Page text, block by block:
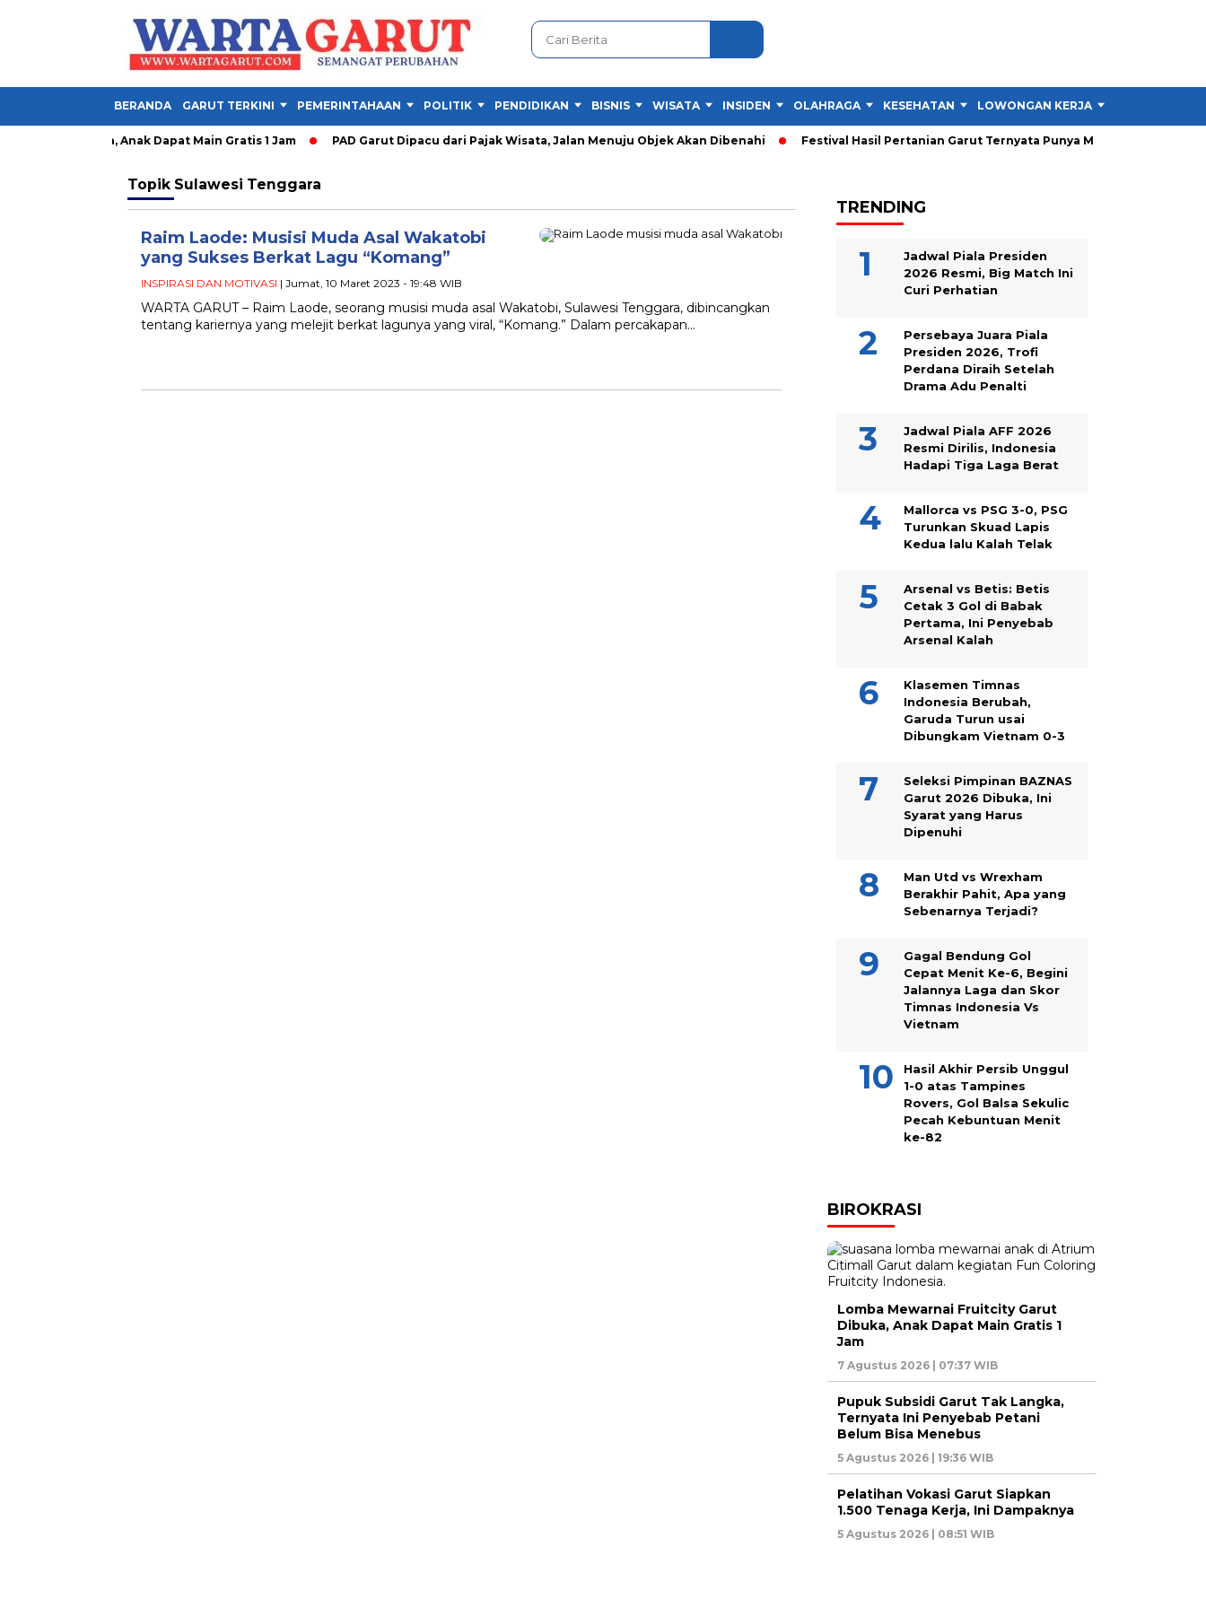
BERANDA GARUT TERKINI PEMERINTAHAAN POLITIK PENDIDIKAN BISNIS WISATA INSIDEN OLAHRAGA KESEHATAN LOWONGAN KERJA
Garut Dibuka, Anak Dapat Main Gratis 1 Jam PAD Garut Dipacu dari Pajak Wisata, Jalan Menuju Objek Akan Dibenahi Festival Hasil Pertanian Garut Ternyata Punya Misi Besar untuk
Topik Sulawesi Tenggara
Raim Laode: Musisi Muda Asal Wakatobi
yang Sukses Berkat Lagu “Komang”
INSPIRASI DAN MOTIVASI | Jumat, 10 Maret 2023 - 19:48 WIB
WARTA GARUT – Raim Laode, seorang musisi muda asal Wakatobi, Sulawesi Tenggara, dibincangkan
tentang kariernya yang melejit berkat lagunya yang viral, “Komang.” Dalam percakapan…
TRENDING
Jadwal Piala Presiden
2026 Resmi, Big Match Ini
Curi Perhatian
Persebaya Juara Piala
Presiden 2026, Trofi
Perdana Diraih Setelah
Drama Adu Penalti
Jadwal Piala AFF 2026
Resmi Dirilis, Indonesia
Hadapi Tiga Laga Berat
Mallorca vs PSG 3-0, PSG
Turunkan Skuad Lapis
Kedua lalu Kalah Telak
Arsenal vs Betis: Betis
Cetak 3 Gol di Babak
Pertama, Ini Penyebab
Arsenal Kalah
Klasemen Timnas
Indonesia Berubah,
Garuda Turun usai
Dibungkam Vietnam 0-3
Seleksi Pimpinan BAZNAS
Garut 2026 Dibuka, Ini
Syarat yang Harus
Dipenuhi
Man Utd vs Wrexham
Berakhir Pahit, Apa yang
Sebenarnya Terjadi?
Gagal Bendung Gol
Cepat Menit Ke-6, Begini
Jalannya Laga dan Skor
Timnas Indonesia Vs
Vietnam
Hasil Akhir Persib Unggul
1-0 atas Tampines
Rovers, Gol Balsa Sekulic
Pecah Kebuntuan Menit
ke-82
BIROKRASI
Lomba Mewarnai Fruitcity Garut
Dibuka, Anak Dapat Main Gratis 1
Jam
7 Agustus 2026 | 07:37 WIB
Pupuk Subsidi Garut Tak Langka,
Ternyata Ini Penyebab Petani
Belum Bisa Menebus
5 Agustus 2026 | 19:36 WIB
Pelatihan Vokasi Garut Siapkan
1.500 Tenaga Kerja, Ini Dampaknya
5 Agustus 2026 | 08:51 WIB